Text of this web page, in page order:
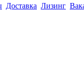
Доставка Лизинг